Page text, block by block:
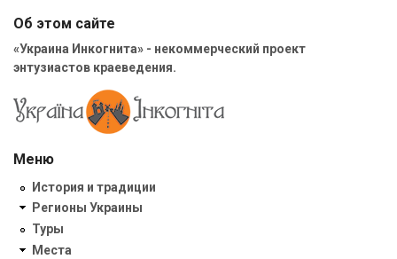
Об этом сайте
«Украина Инкогнита» - некоммерческий проект
энтузиастов краеведения.
Меню
История и традиции
Регионы Украины
Туры
Места